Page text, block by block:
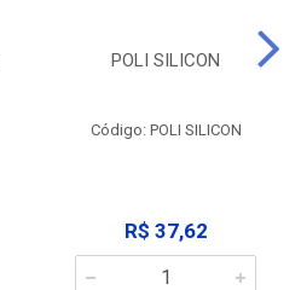
POLI SILICON
Código: POLI SILICON
R$ 37,62